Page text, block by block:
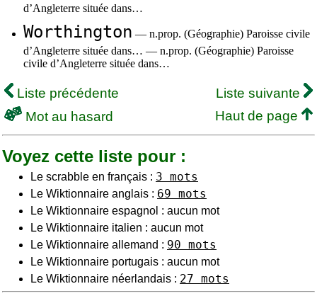
d’Angleterre située dans…
Worthington — n.prop. (Géographie) Paroisse civile
d’Angleterre située dans… — n.prop. (Géographie) Paroisse
civile d’Angleterre située dans…
Liste précédente
Liste suivante
Mot au hasard
Haut de page
Voyez cette liste pour :
Le scrabble en français : 3 mots
Le Wiktionnaire anglais : 69 mots
Le Wiktionnaire espagnol : aucun mot
Le Wiktionnaire italien : aucun mot
Le Wiktionnaire allemand : 90 mots
Le Wiktionnaire portugais : aucun mot
Le Wiktionnaire néerlandais : 27 mots